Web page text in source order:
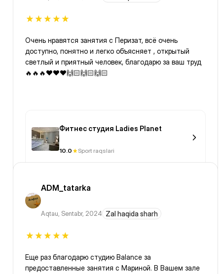
Очень нравятся занятия с Перизат, всё очень
доступно, понятно и легко объясняет , открытый
светлый и приятный человек, благодарю за ваш труд
🔥🔥🔥❤️❤️❤️🙌🏻🙌🏻🙌🏻
Фитнес студия Ladies Planet
10.0 Sport raqslari
ADM_tatarka
Aqtau, Sentabr, 2024 Zal haqida sharh
Еще раз благодарю студию Balance за
предоставленные занятия с Мариной. В Вашем зале